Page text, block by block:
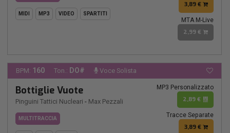
MIDI MP3 VIDEO SPARTITI
3,89 €
MTA M-Live
2,99 €
BPM: 160 Ton.: DO# Voce Solista
Bottiglie Vuote
Pinguini Tattici Nucleari - Max Pezzali
MULTITRACCIA
MP3 Personalizzato
2,89 €
Tracce Separate
3,89 €